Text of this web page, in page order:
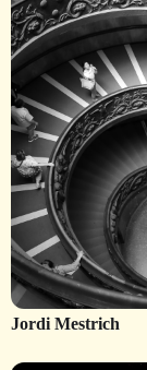
Jordi Mestrich